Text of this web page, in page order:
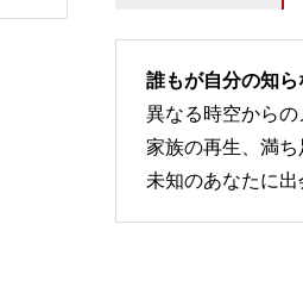
誰もが自分の知
異なる時空から
家族の再生、満
未知のあなたに